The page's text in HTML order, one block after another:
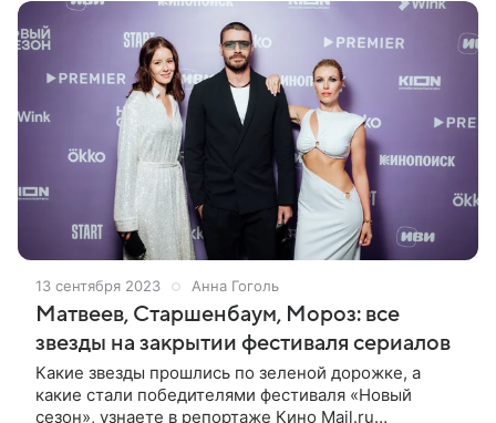
продолжения
13 сентября 2023 Анна Гоголь
Матвеев, Старшенбаум, Мороз: все
звезды на закрытии фестиваля сериалов
Какие звезды прошлись по зеленой дорожке, а
какие стали победителями фестиваля «Новый
сезон», узнаете в репортаже Кино Mail.ru